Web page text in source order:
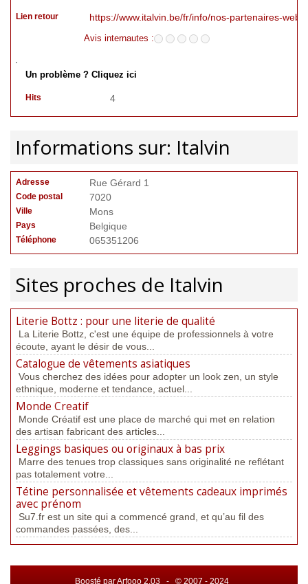
Lien retour https://www.italvin.be/fr/info/nos-partenaires-web
Avis internautes :
Un problème ? Cliquez ici
Hits 4
Informations sur: Italvin
Adresse Rue Gérard 1
Code postal 7020
Ville Mons
Pays Belgique
Téléphone 065351206
Sites proches de Italvin
Literie Bottz : pour une literie de qualité
La Literie Bottz, c'est une équipe de professionnels à votre
écoute, ayant le désir de vous...
Catalogue de vêtements asiatiques
Vous cherchez des idées pour adopter un look zen, un style
ethnique, moderne et tendance, actuel...
Monde Creatif
Monde Créatif est une place de marché qui met en relation
des artisan fabricant des articles...
Leggings basiques ou originaux à bas prix
Marre des tenues trop classiques sans originalité ne reflétant
pas totalement votre...
Tétine personnalisée et vêtements cadeaux imprimés
avec prénom
Su7.fr est un site qui a commencé grand, et qu’au fil des
commandes passées, des...
Boosté par Arfooo 2.03 - © 2007 - 2024